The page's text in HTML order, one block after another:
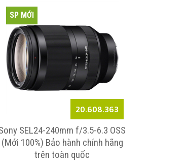
20.608.363
SP MỚI
SEL24-240mm f/3.5-6.3 OSS
(Mới 100%) Bảo hành chính hãng
trên toàn quốc